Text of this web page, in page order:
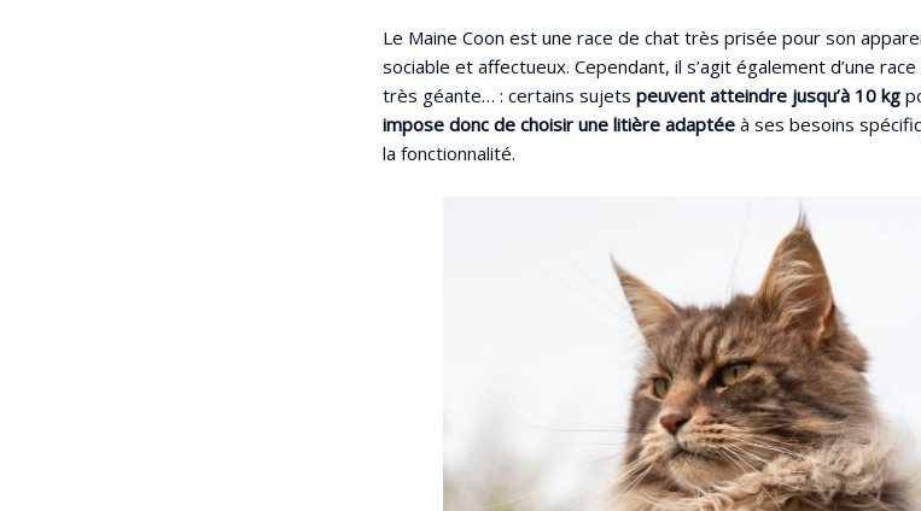
Le Maine Coon est une race de chat très prisée pour son
sociable et affectueux. Cependant, il s’agit également d’une
très géante… : certains sujets peuvent atteindre jusqu’à 10 kg
impose donc de choisir une litière adaptée à ses besoins
la fonctionnalité.